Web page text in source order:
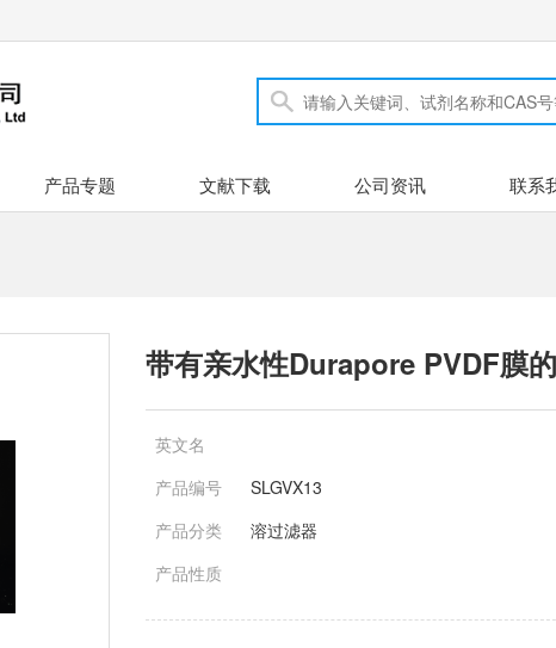
产品专题 文献下载 公司资讯 联系
带有亲水性Durapore PVDF膜
英文名
产品编号
SLGVX13
产品分类
溶过滤器
产品性质